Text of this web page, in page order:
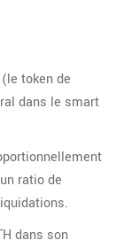
token de
dans le smart
ratio de
dans son